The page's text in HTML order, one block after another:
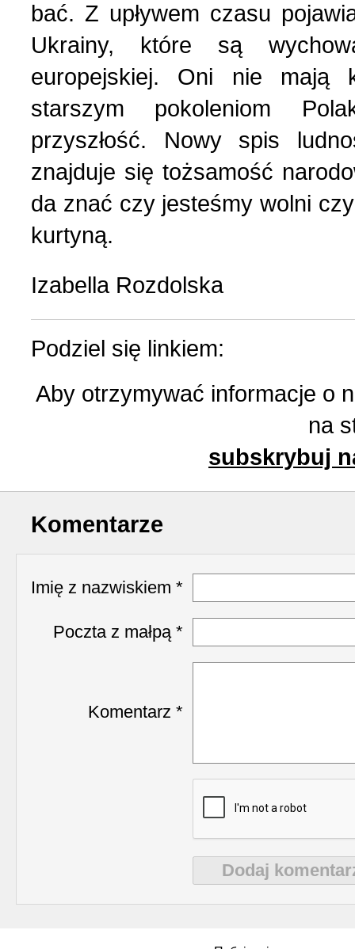
bać. Z upływem czasu
Ukrainy, które są
europejskiej. Oni nie mają
starszym pokoleniom
przyszłość. Nowy spis
znajduje się tożsamość
da znać czy jesteśmy wolni
kurtyną.
Izabella Rozdolska
Podziel się linkiem:
Aby otrzymywać informacje o
na
subskrybuj
Komentarze
Imię z nazwiskiem *
Poczta z małpą *
Komentarz *
Dodaj